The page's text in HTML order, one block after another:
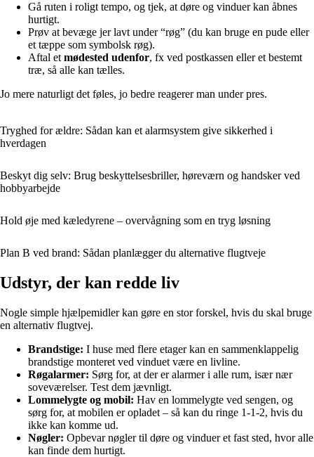
Gå ruten i roligt tempo, og tjek, at døre og vinduer kan åbnes
hurtigt.
Prøv at bevæge jer lavt under “røg” (du kan bruge en pude eller
et tæppe som symbolsk røg).
Aftal et mødested udenfor, fx ved postkassen eller et bestemt
træ, så alle kan tælles.
Jo mere naturligt det føles, jo bedre reagerer man under pres.
Tryghed for ældre: Sådan kan et alarmsystem give sikkerhed i
hverdagen
Beskyt dig selv: Brug beskyttelsesbriller, høreværn og handsker ved
hobbyarbejde
Hold øje med kæledyrene – overvågning som en tryg løsning
Plan B ved brand: Sådan planlægger du alternative flugtveje
Udstyr, der kan redde liv
Nogle simple hjælpemidler kan gøre en stor forskel, hvis du skal bruge
en alternativ flugtvej.
Brandstige: I huse med flere etager kan en sammenklappelig
brandstige monteret ved vinduet være en livline.
Røgalarmer: Sørg for, at der er alarmer i alle rum, især nær
soveværelser. Test dem jævnligt.
Lommelygte og mobil: Hav en lommelygte ved sengen, og
sørg for, at mobilen er opladet – så kan du ringe 1-1-2, hvis du
ikke kan komme ud.
Nøgler: Opbevar nøgler til døre og vinduer et fast sted, hvor alle
kan finde dem hurtigt.